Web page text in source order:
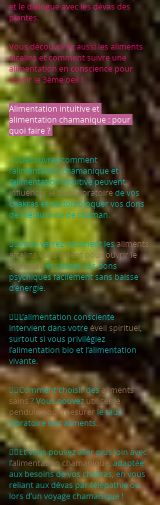
et le dialogue avec les dévas des
plantes.
Vous découvrirez aussi les aliments
alcalins et comment suivre une
alimentation en conscience pour
ouvrir le 3ème oeil !
Alimentation intuitive et
alimentation chamanique : pour
quoi faire ?
🧙‍♀️Découvrez comment
l’alimentation chamanique et
l’alimentation intuitive peuvent
influencer le taux vibratoire de vos
chakras et parfois bloquer vos dons
de médium ou de chaman.
🧙‍♀️Vous verrez comment les aliments
alcalins vous aident pour ouvrir le
3ème œil et utiliser vos dons
psychiques facilement sans baisse
d’énergie.
🧙‍♀️L’alimentation consciente
intervient dans votre éveil spirituel,
surtout si vous privilégiez
l’alimentation bio et l’alimentation
vivante.
🧙‍♀️Comment choisir des aliments
sains ? Vous pouvez utiliser le
pendule pour mesurer le taux
vibratoire des aliments.
🧙‍♀️Et vous pouvez aller plus loin avec
l’alimentation chamanique, adaptée
aux besoins de vos chakras, en vous
reliant aux dévas par télépathie ou
lors d’un voyage chamanique !